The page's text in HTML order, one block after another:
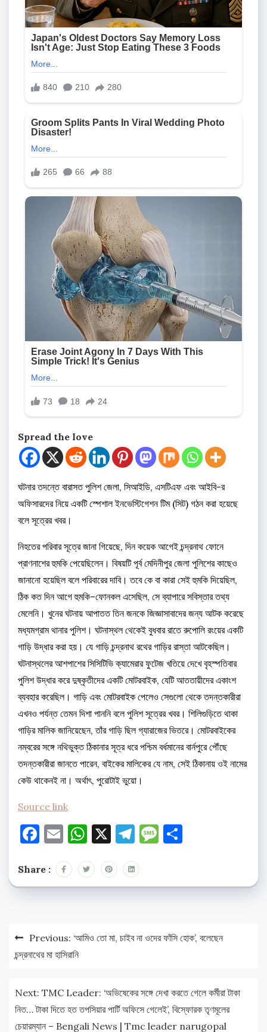
Spread the love
ঘটনার তদন্তে বারাসত পুলিশ জেলা, সিআইডি, এসটিএফ এবং আইবি-র
অফিসারদের নিয়ে একটি স্পেশাল ইনভেস্টিগেশন টিম (সিট) গঠন করা হয়েছে
বলে সূত্রের খবর।
নিহতের পরিবার সূত্রে জানা গিয়েছে, দিন কয়েক আগেই চন্দ্রনাথ ফোনে
প্রাণনাশের হুমকি পেয়েছিলেন। বিষয়টি পূর্ব মেদিনীপুর জেলা পুলিশের কাছেও
জানানো হয়েছিল বলে পরিবারের দাবি। তবে কে বা কারা সেই হুমকি দিয়েছিল,
ঠিক কত দিন আগে হুমকি–ফোনকল এসেছিল, সে ব্যাপারে সবিস্তার তথ্য
মেলেনি। খুনের ঘটনায় আপাতত তিন জনকে জিজ্ঞাসাবাদের জন্য আটক করেছে
মধ্যমগ্রাম থানার পুলিশ। ঘটনাস্থল থেকেই বুধবার রাতে রুপোলি রংয়ের একটি
গাড়ি উদ্ধার করা হয়। যে গাড়ি চন্দ্রনাথ রথের গাড়ির রাস্তা আটকেছিল।
ঘটনাস্থলের আশপাশের সিসিটিভি ক্যামেরার ফুটেজ খতিয়ে দেখে বৃহস্পতিবার
পুলিশ উদ্ধার করে দুষ্কৃতীদের একটি মোটরবাইক, যেটি আততায়ীদের একাংশ
ব্যবহার করেছিল। গাড়ি এবং মোটরবাইক পেলেও সেগুলো থেকে তদন্তকারীরা
এখনও পর্যন্ত তেমন দিশা পাননি বলে পুলিশ সূত্রের খবর। শিলিগুড়িতে থাকা
গাড়ির মালিক জানিয়েছেন, তাঁর গাড়ি ছিল গ্যারাজের ভিতরে। মোটরবাইকের
নম্বরের সঙ্গে নথিভুক্ত ঠিকানার সূত্র ধরে পশ্চিম বর্ধমানের বার্নপুরে পৌঁছে
তদন্তকারীরা জানতে পারেন, বাইকের মালিকের যে নাম, সেই ঠিকানায় ওই নামের
কেউ থাকেনই না। অর্থাৎ, পুরোটাই ভুয়ো।
Source link
Facebook
EmailWhatsApp
X Telegram
Message
Share :
Post
navigation
Previous: ‘আমিও তো মা, চাইব না ওদের ফাঁসি হোক’, বলেছেন
চন্দ্রনাথের মা হাসিরানি
Next: TMC Leader: ‘অভিষেকের সঙ্গে দেখা করতে গেলে কর্মীরা টাকা
নিত… টাকা দিতে হত তপসিয়ার পার্টি অফিসে গেলেই’, বিস্ফোরক তৃণমূলের
চেয়ারম্যান – Bengali News | Tmc leader narugopal